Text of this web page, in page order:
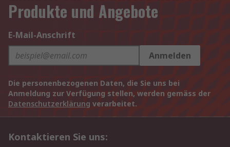
Produkte und Angebote
E-Mail-Anschrift
Anmelden
Die personenbezogenen Daten, die Sie uns bei
Anmeldung zur Verfügung stellen, werden gemäss der
Datenschutzerklärung verarbeitet.
Kontaktieren Sie uns: